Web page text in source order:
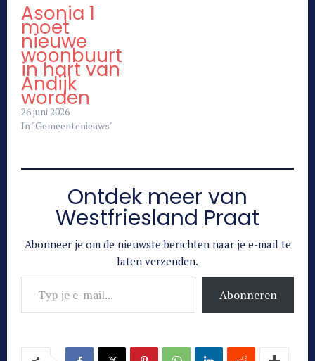
Asonia 1
moet
nieuwe
woonbuurt
in hart van
Andijk
worden
26 juni 2026
In "Gemeentenieuws"
Ontdek meer van
Westfriesland Praat
Abonneer je om de nieuwste berichten naar je e-mail te
laten verzenden.
Typ je e-mail...
Abonneren